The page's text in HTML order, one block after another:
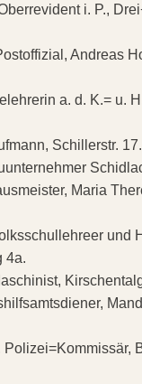
i. P.,
Andreas
a. d. K.= u.
Schillerstr. 17.
Maria
und
4a.
Polizei=Kommissär,